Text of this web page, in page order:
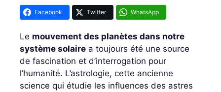
Facebook Twitter WhatsApp
Le mouvement des planètes dans notre
système solaire a toujours été une source
de fascination et d’interrogation pour
l’humanité. L’astrologie, cette ancienne
science qui étudie les influences des astres